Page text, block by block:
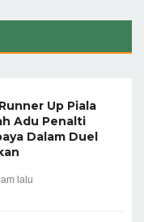
Up Piala
Adu Penalti
Dalam Duel
lalu